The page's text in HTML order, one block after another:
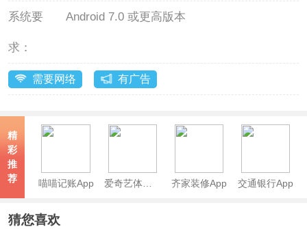
系统要
求：
Android 7.0 或更高版本
需要网络 有广告
精
彩
推
荐
喵喵记账App 爱奇艺体育App 齐家装修App 交通银行App
猜您喜欢